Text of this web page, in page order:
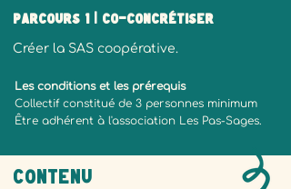
Parcours 1 | Co-concrétiser
Créer la SAS coopérative.
Les conditions et les prérequis
Collectif constitué de 3 personnes minimum
Être adhérent à l'association Les Pas-Sages.
Contenu